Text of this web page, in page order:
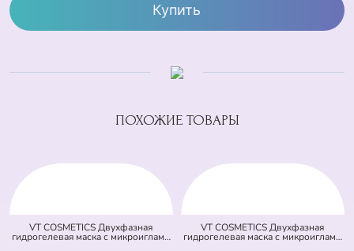
Купить
ПОХОЖИЕ ТОВАРЫ
VT COSMETICS Двухфазная
гидрогелевая маска с микроиглами
VT COSMETICS Двухфазная
гидрогелевая маска с микроиглами